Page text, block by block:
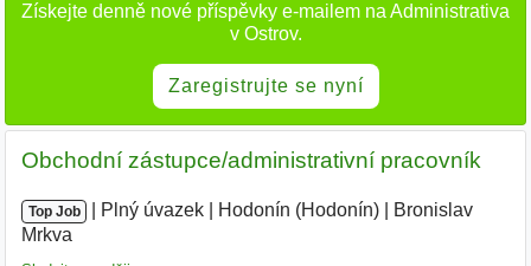
Získejte denně nové příspěvky e-mailem na Administrativa
v Ostrov.
Zaregistrujte se nyní
Obchodní zástupce/administrativní pracovník
Top Job Plný úvazek Hodonín (Hodonín)
Bronislav
Mrkva